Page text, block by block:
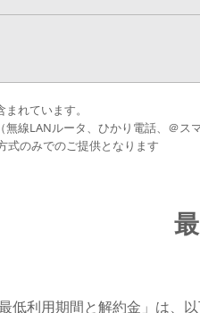
れています。
線LANルータ、ひかり電話、＠ス
式のみでのご提供となります
低利用期間と解約金」は、以